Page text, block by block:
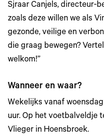
Sjraar Canjels, directeur-
zoals deze willen we als
gezonde, veilige en
die graag bewegen?
welkom!”
Wanneer en waar?
Wekelijks vanaf
uur. Op het voetbalveldje
Vlieger in Hoensbroek.